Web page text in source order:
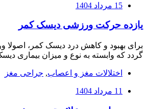
15 مرداد 1404
یازده حرکت ورزشی دیسک کمر
برای بهبود و کاهش درد دیسک کمر، اصولا
گردد که وابسته به نوع و میزان بیماری
اختلالات مغز و اعصاب, جراحی مغز
11 مرداد 1404